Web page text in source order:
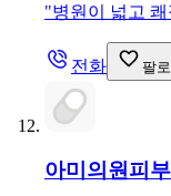
"병원이 넓고
전화 팔
아미의원피